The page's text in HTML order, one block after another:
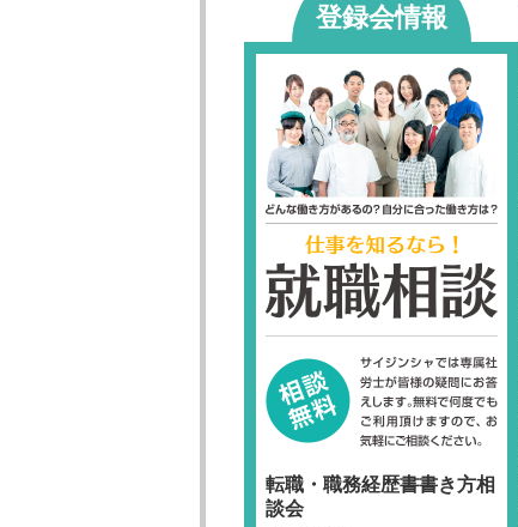
登録会情報
転職・職務経歴書書き方相
談会